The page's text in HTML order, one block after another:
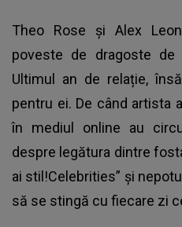
Theo Rose și Alex
poveste de dragoste
Ultimul an de relație,
pentru ei. De când artista
în mediul online au
despre legătura dintre
ai stil!Celebrities” și
să se stingă cu fiecare zi